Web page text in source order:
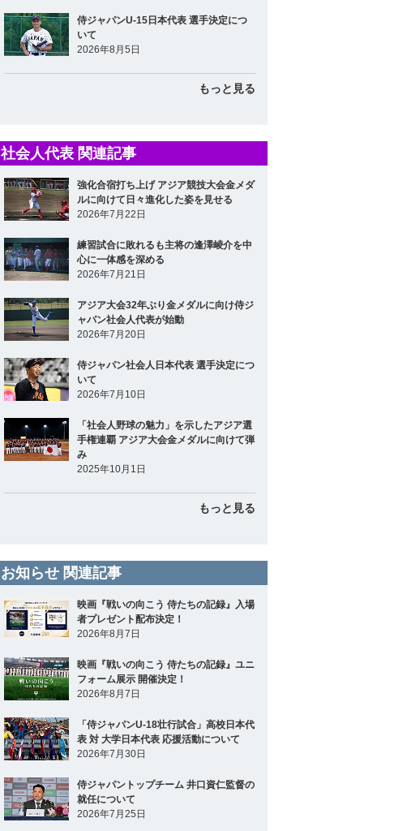
侍ジャパンU-15日本代表 選手決定につ
いて
2026年8月5日
もっと見る
社会人代表 関連記事
強化合宿打ち上げ アジア競技大会金メダ
ルに向けて日々進化した姿を見せる
2026年7月22日
練習試合に敗れるも主将の逢澤崚介を中
心に一体感を深める
2026年7月21日
アジア大会32年ぶり金メダルに向け侍ジ
ャパン社会人代表が始動
2026年7月20日
侍ジャパン社会人日本代表 選手決定につ
いて
2026年7月10日
「社会人野球の魅力」を示したアジア選
手権連覇 アジア大会金メダルに向けて弾
み
2025年10月1日
もっと見る
お知らせ 関連記事
映画『戦いの向こう 侍たちの記録』入場
者プレゼント配布決定！
2026年8月7日
映画『戦いの向こう 侍たちの記録』ユニ
フォーム展示 開催決定！
2026年8月7日
「侍ジャパンU-18壮行試合」高校日本代
表 対 大学日本代表 応援活動について
2026年7月30日
侍ジャパントップチーム 井口資仁監督の
就任について
2026年7月25日